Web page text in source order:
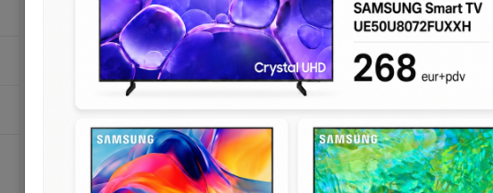
DS-
KATALOŠKI BROJ:
5 MEGAPIXEL
Osetljivost:
Signalni